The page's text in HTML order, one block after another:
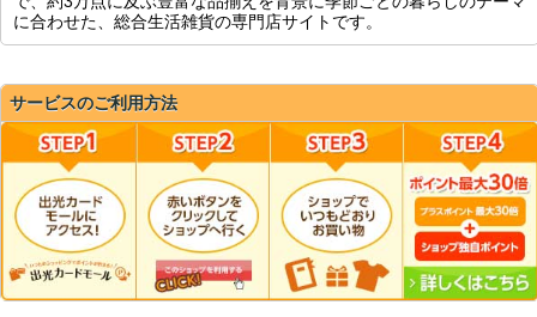
に合わせた、総合生活雑貨の専門店サイトです。
サービスのご利用方法